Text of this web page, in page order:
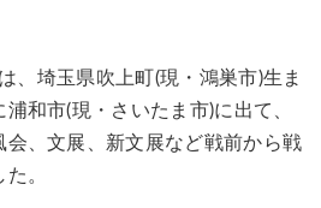
、埼玉県吹上町(現・鴻巣市)生ま
和市(現・さいたま市)に出て、
、文展、新文展など戦前から戦
。